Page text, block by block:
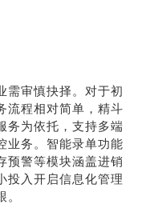
需审慎抉择。对于初
流程相对简单，精斗
务为依托，支持多端
业务。智能录单功能
预警等模块涵盖进销
投入开启信息化管理